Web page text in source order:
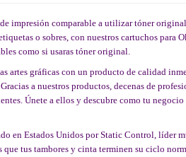
impresión comparable a utilizar tóner
o sobres, con nuestros cartuchos para
como si usaras tóner original.
artes gráficas con un producto de calidad
a nuestros productos, decenas de
Únete a ellos y descubre como tu
en Estados Unidos por Static Control, líder
tus tambores y cinta terminen su ciclo